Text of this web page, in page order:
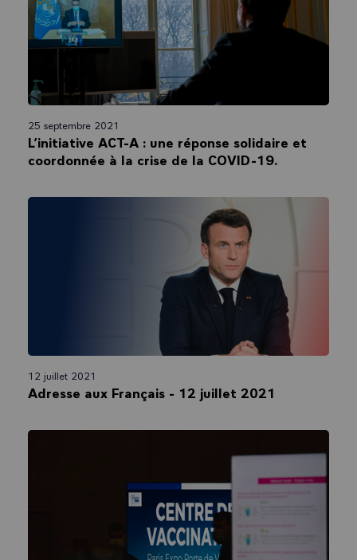
25 septembre 2021
L’initiative ACT-A : une réponse solidaire et
coordonnée à la crise de la COVID-19.
12 juillet 2021
Adresse aux Français - 12 juillet 2021